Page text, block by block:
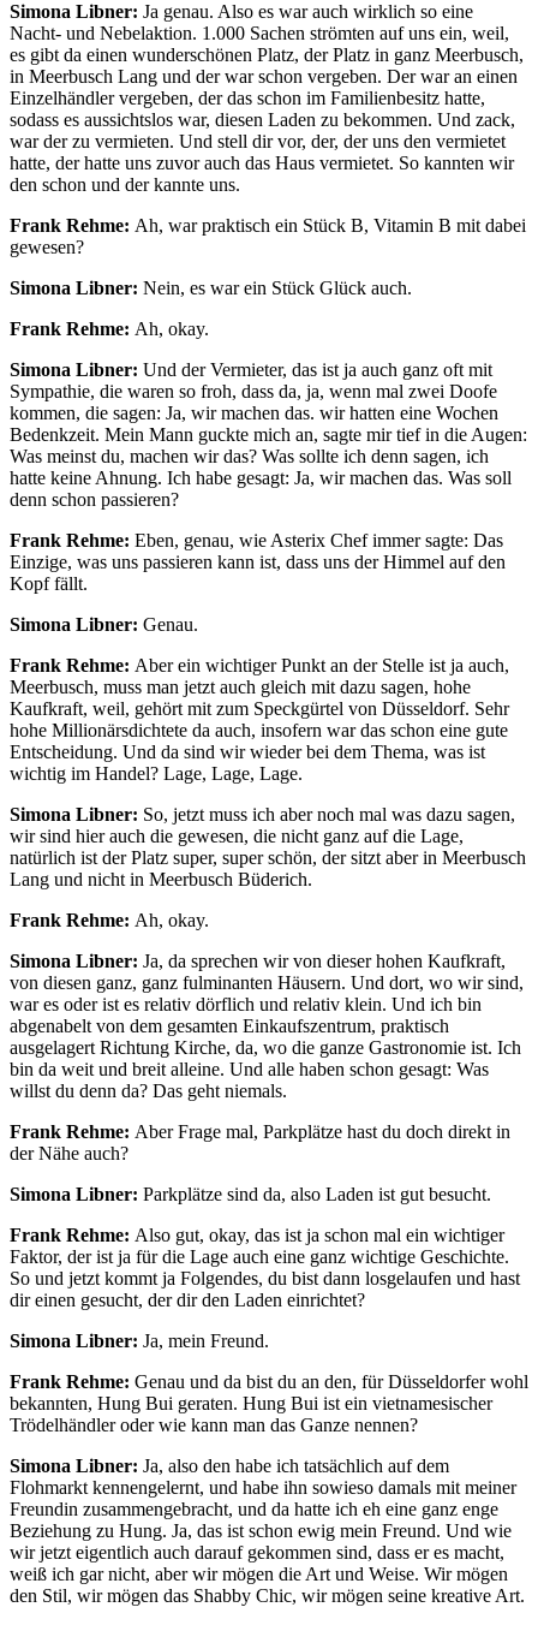
Simona Libner: Ja genau. Also es war auch wirklich so eine
Nacht- und Nebelaktion. 1.000 Sachen strömten auf uns ein, weil,
es gibt da einen wunderschönen Platz, der Platz in ganz Meerbusch,
in Meerbusch Lang und der war schon vergeben. Der war an einen
Einzelhändler vergeben, der das schon im Familienbesitz hatte,
sodass es aussichtslos war, diesen Laden zu bekommen. Und zack,
war der zu vermieten. Und stell dir vor, der, der uns den vermietet
hatte, der hatte uns zuvor auch das Haus vermietet. So kannten wir
den schon und der kannte uns.
Frank Rehme: Ah, war praktisch ein Stück B, Vitamin B mit dabei
gewesen?
Simona Libner: Nein, es war ein Stück Glück auch.
Frank Rehme: Ah, okay.
Simona Libner: Und der Vermieter, das ist ja auch ganz oft mit
Sympathie, die waren so froh, dass da, ja, wenn mal zwei Doofe
kommen, die sagen: Ja, wir machen das. wir hatten eine Wochen
Bedenkzeit. Mein Mann guckte mich an, sagte mir tief in die Augen:
Was meinst du, machen wir das? Was sollte ich denn sagen, ich
hatte keine Ahnung. Ich habe gesagt: Ja, wir machen das. Was soll
denn schon passieren?
Frank Rehme: Eben, genau, wie Asterix Chef immer sagte: Das
Einzige, was uns passieren kann ist, dass uns der Himmel auf den
Kopf fällt.
Simona Libner: Genau.
Frank Rehme: Aber ein wichtiger Punkt an der Stelle ist ja auch,
Meerbusch, muss man jetzt auch gleich mit dazu sagen, hohe
Kaufkraft, weil, gehört mit zum Speckgürtel von Düsseldorf. Sehr
hohe Millionärsdichtete da auch, insofern war das schon eine gute
Entscheidung. Und da sind wir wieder bei dem Thema, was ist
wichtig im Handel? Lage, Lage, Lage.
Simona Libner: So, jetzt muss ich aber noch mal was dazu sagen,
wir sind hier auch die gewesen, die nicht ganz auf die Lage,
natürlich ist der Platz super, super schön, der sitzt aber in Meerbusch
Lang und nicht in Meerbusch Büderich.
Frank Rehme: Ah, okay.
Simona Libner: Ja, da sprechen wir von dieser hohen Kaufkraft,
von diesen ganz, ganz fulminanten Häusern. Und dort, wo wir sind,
war es oder ist es relativ dörflich und relativ klein. Und ich bin
abgenabelt von dem gesamten Einkaufszentrum, praktisch
ausgelagert Richtung Kirche, da, wo die ganze Gastronomie ist. Ich
bin da weit und breit alleine. Und alle haben schon gesagt: Was
willst du denn da? Das geht niemals.
Frank Rehme: Aber Frage mal, Parkplätze hast du doch direkt in
der Nähe auch?
Simona Libner: Parkplätze sind da, also Laden ist gut besucht.
Frank Rehme: Also gut, okay, das ist ja schon mal ein wichtiger
Faktor, der ist ja für die Lage auch eine ganz wichtige Geschichte.
So und jetzt kommt ja Folgendes, du bist dann losgelaufen und hast
dir einen gesucht, der dir den Laden einrichtet?
Simona Libner: Ja, mein Freund.
Frank Rehme: Genau und da bist du an den, für Düsseldorfer wohl
bekannten, Hung Bui geraten. Hung Bui ist ein vietnamesischer
Trödelhändler oder wie kann man das Ganze nennen?
Simona Libner: Ja, also den habe ich tatsächlich auf dem
Flohmarkt kennengelernt, und habe ihn sowieso damals mit meiner
Freundin zusammengebracht, und da hatte ich eh eine ganz enge
Beziehung zu Hung. Ja, das ist schon ewig mein Freund. Und wie
wir jetzt eigentlich auch darauf gekommen sind, dass er es macht,
weiß ich gar nicht, aber wir mögen die Art und Weise. Wir mögen
den Stil, wir mögen das Shabby Chic, wir mögen seine kreative Art.